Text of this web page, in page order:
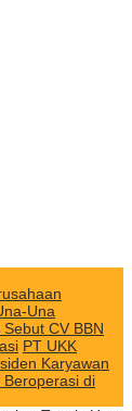
Una
CV BBN
PT UKK
Karyawan
Beroperasi di